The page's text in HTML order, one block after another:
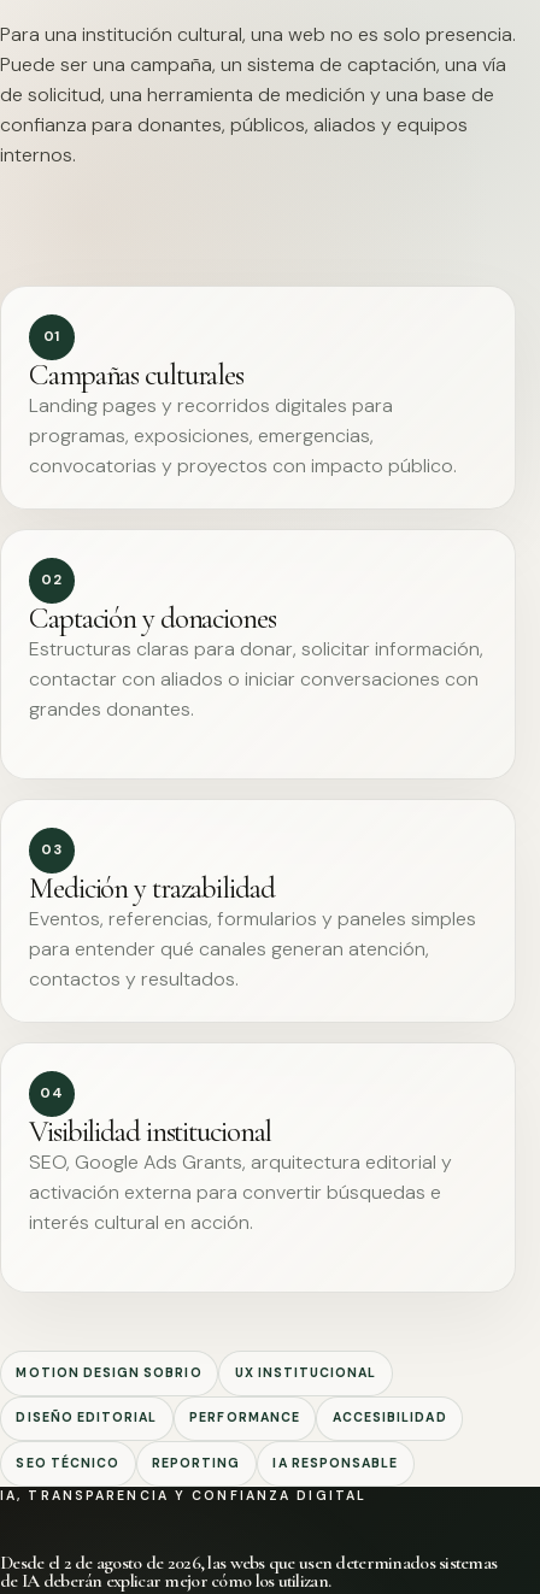
Para una institución cultural, una web no es solo presencia.
Puede ser una campaña, un sistema de captación, una vía
de solicitud, una herramienta de medición y una base de
confianza para donantes, públicos, aliados y equipos
internos.
01
Campañas culturales
Landing pages y recorridos digitales para
programas, exposiciones, emergencias,
convocatorias y proyectos con impacto público.
02
Captación y donaciones
Estructuras claras para donar, solicitar información,
contactar con aliados o iniciar conversaciones con
grandes donantes.
03
Medición y trazabilidad
Eventos, referencias, formularios y paneles simples
para entender qué canales generan atención,
contactos y resultados.
04
Visibilidad institucional
SEO, Google Ads Grants, arquitectura editorial y
activación externa para convertir búsquedas e
interés cultural en acción.
MOTION DESIGN SOBRIO UX INSTITUCIONAL
DISEÑO EDITORIAL PERFORMANCE ACCESIBILIDAD
SEO TÉCNICO REPORTING IA RESPONSABLE
IA, TRANSPARENCIA Y CONFIANZA DIGITAL
Desde el 2 de agosto de 2026, las webs que usen determinados sistemas
de IA deberán explicar mejor cómo los utilizan.